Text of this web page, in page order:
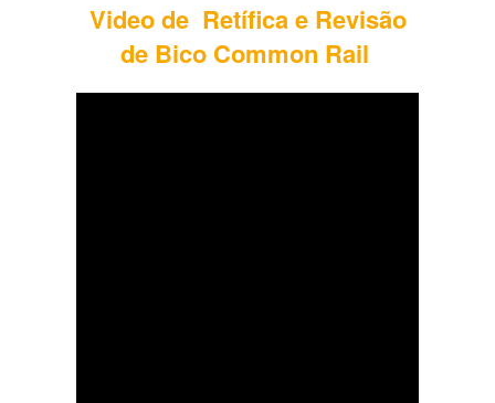
Video de Retífica e Revisão
de Bico Common Rail